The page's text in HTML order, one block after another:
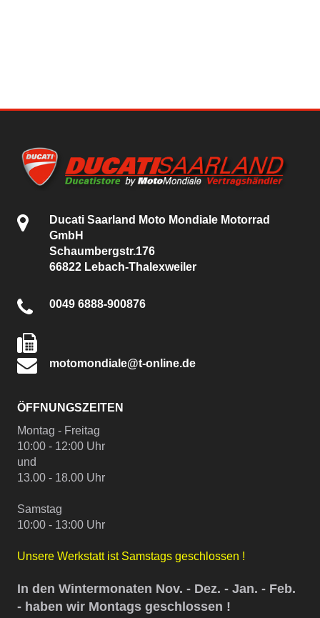
Ducati Saarland Moto Mondiale Motorrad
GmbH
Schaumbergstr.176
66822 Lebach-Thalexweiler
0049 6888-900876
motomondiale@t-online.de
ÖFFNUNGSZEITEN
Montag - Freitag
10:00 - 12:00 Uhr
und
13.00 - 18.00 Uhr
Samstag
10:00 - 13:00 Uhr
Unsere Werkstatt ist Samstags geschlossen !
In den Wintermonaten Nov. - Dez. - Jan. - Feb.
- haben wir Montags geschlossen !